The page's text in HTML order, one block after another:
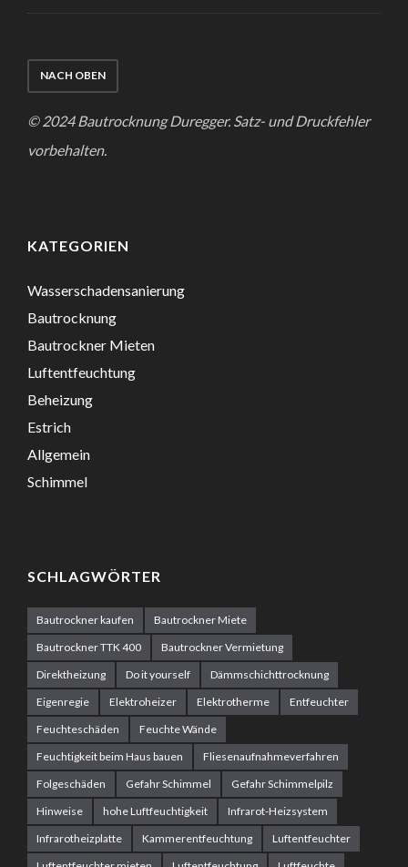
NACH OBEN
© 2024 Bautrocknung Duregger. Satz- und Druckfehler
vorbehalten.
KATEGORIEN
Wasserschadensanierung
Bautrocknung
Bautrockner Mieten
Luftentfeuchtung
Beheizung
Estrich
Allgemein
Schimmel
SCHLAGWÖRTER
Bautrockner kaufen
Bautrockner Miete
Bautrockner TTK 400
Bautrockner Vermietung
Direktheizung
Do it yourself
Dämmschichttrocknung
Eigenregie
Elektroheizer Elektrotherme
Entfeuchter
Feuchteschäden
Feuchte Wände
Feuchtigkeit beim Haus bauen
Fliesenaufnahmeverfahren
Folgeschäden
Gefahr Schimmel
Gefahr Schimmelpilz
Hinweise
hohe Luftfeuchtigkeit
Infrarot-Heizsystem
Infrarotheizplatte
Kammerentfeuchtung
Luftentfeuchter